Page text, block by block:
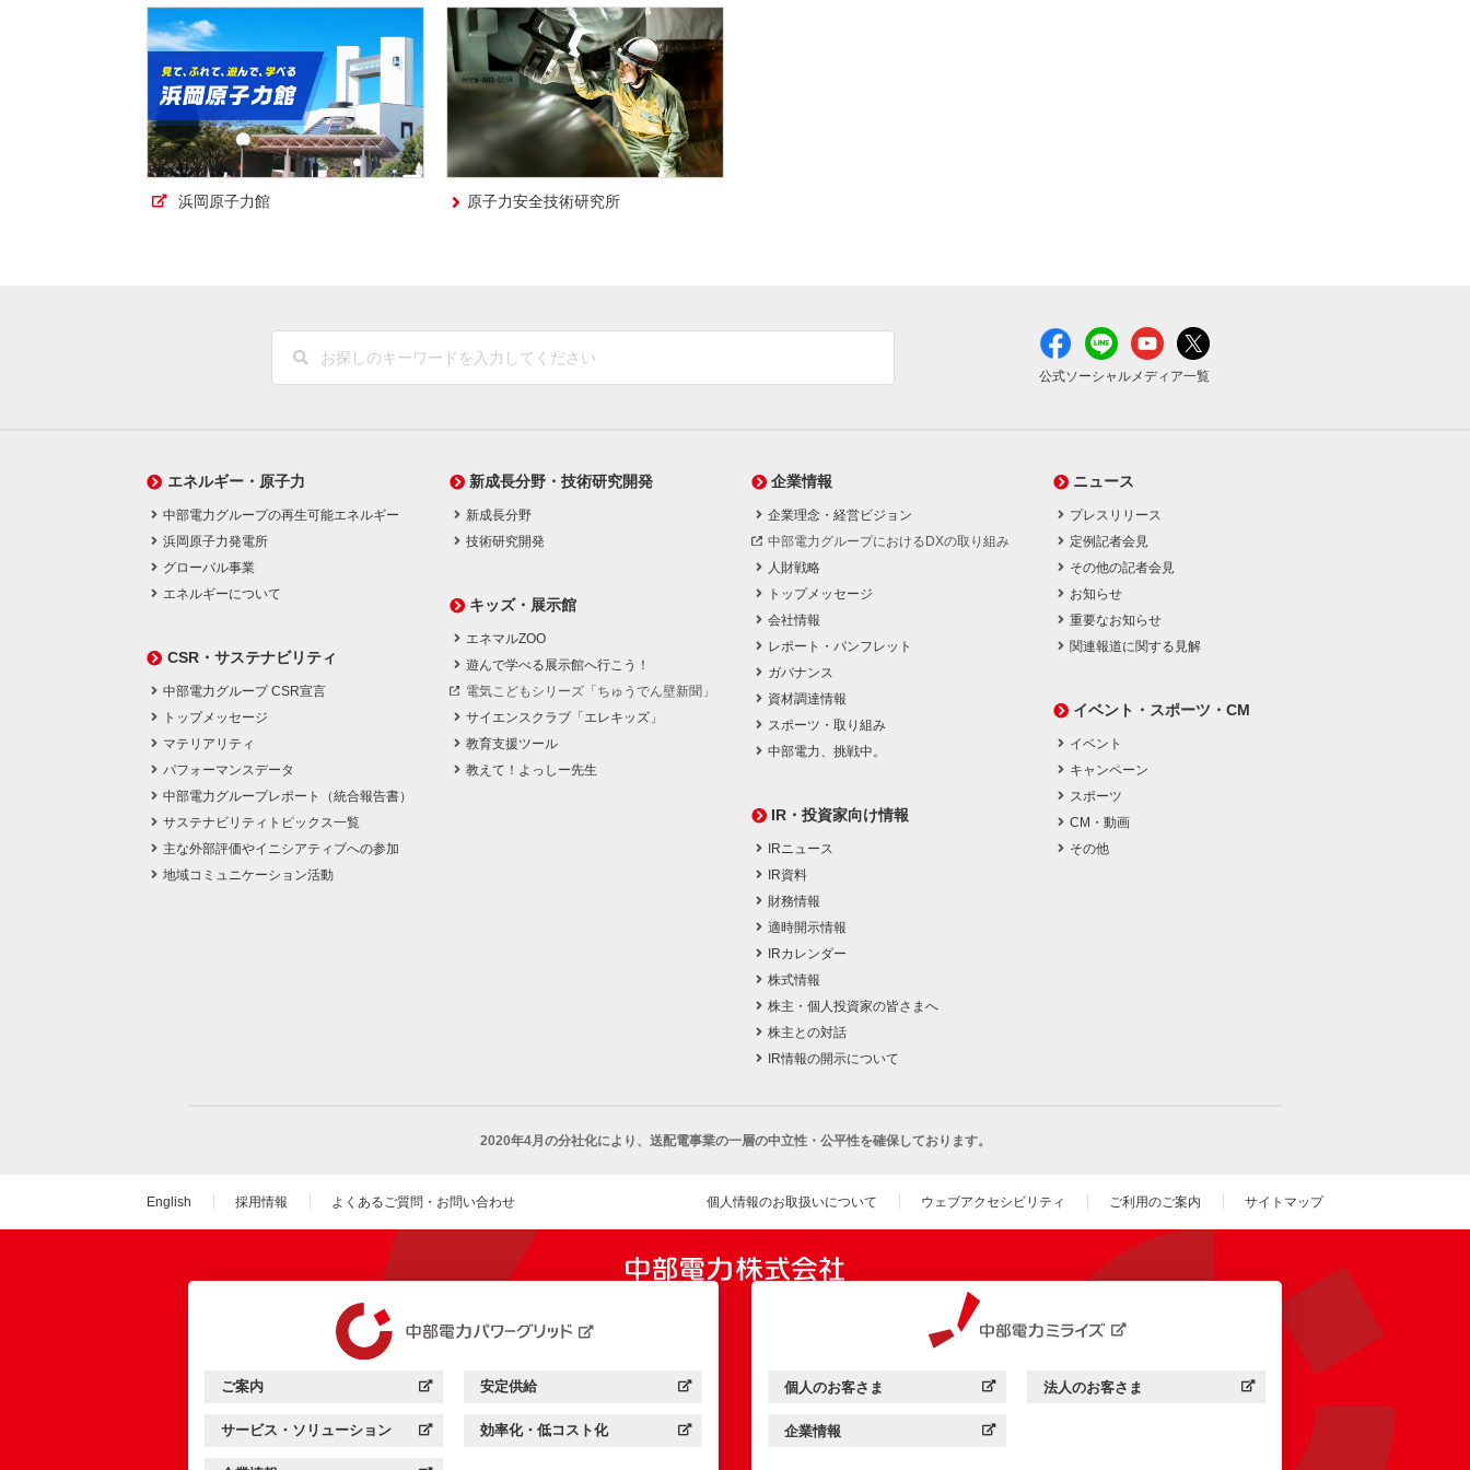
浜岡原子力館 原子力安全技術研究所
公式ソーシャルメディア一覧
エネルギー・原子力
中部電力グループの再生可能エネルギー
浜岡原子力発電所
グローバル事業
エネルギーについて
CSR・サステナビリティ
中部電力グループ CSR宣言
トップメッセージ
マテリアリティ
パフォーマンスデータ
中部電力グループレポート（統合報告書）
サステナビリティトピックス一覧
主な外部評価やイニシアティブへの参加
地域コミュニケーション活動
新成長分野・技術研究開発
新成長分野
技術研究開発
キッズ・展示館
エネマルZOO
遊んで学べる展示館へ行こう！
電気こどもシリーズ「ちゅうでん壁新聞」
サイエンスクラブ「エレキッズ」
教育支援ツール
教えて！よっしー先生
企業情報
企業理念・経営ビジョン
中部電力グループにおけるDXの取り組み
人財戦略
トップメッセージ
会社情報
レポート・パンフレット
ガバナンス
資材調達情報
スポーツ・取り組み
中部電力、挑戦中。
IR・投資家向け情報
IRニュース
IR資料
財務情報
適時開示情報
IRカレンダー
株式情報
株主・個人投資家の皆さまへ
株主との対話
IR情報の開示について
ニュース
プレスリリース
定例記者会見
その他の記者会見
お知らせ
重要なお知らせ
関連報道に関する見解
イベント・スポーツ・CM
イベント
キャンペーン
スポーツ
CM・動画
その他
2020年4月の分社化により、 送配電事業の一層の中立性・公平性を確保しております。
English 採用情報 よくあるご質問・お問い合わせ 個人情報のお取扱いについて ウェブアクセシビリティ ご利用のご案内 サイトマップ
中部電力パワーグリッド：
ご案内
（新しいウィンドウを開きます） 中部電力パワーグリッド：
安定供給
（新しいウィンドウを開きます）
中部電力パワーグリッド：
サービス・ソリューション
（新しいウィンドウを開きます） 中部電力パワーグリッド：
効率化・低コスト化
（新しいウィンドウを開きます）
中部電力ミライズ：
個人のお客さま
（新しいウィンドウを開きます） 中部電力ミライズ：
法人のお客さま
（新しいウィンドウを開きます）
中部電力ミライズ：
企業情報
（新しいウィンドウを開きます）